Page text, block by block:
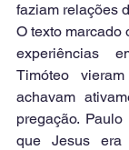
faziam relações
O texto marcado
experiências
Timóteo
achavam
pregação.
que Jesus